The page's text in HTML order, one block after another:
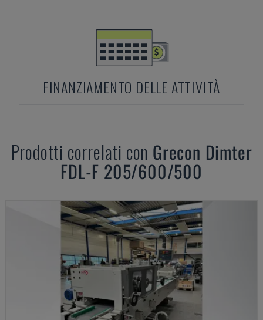
FINANZIAMENTO DELLE ATTIVITÀ
Prodotti correlati con Grecon Dimter
FDL-F 205/600/500